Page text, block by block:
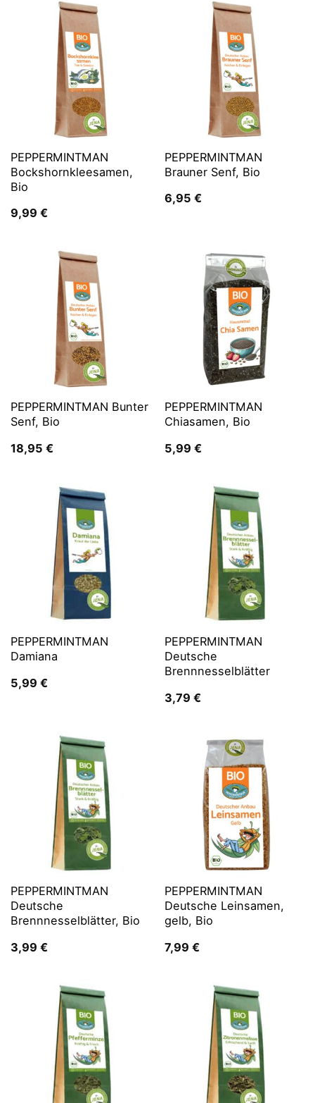
PEPPERMINTMAN
Bockshornkleesamen,
Bio
9,99 €
PEPPERMINTMAN
Brauner Senf, Bio
6,95 €
PEPPERMINTMAN Bunter
Senf, Bio
18,95 €
PEPPERMINTMAN
Chiasamen, Bio
5,99 €
PEPPERMINTMAN
Damiana
5,99 €
PEPPERMINTMAN
Deutsche
Brennnesselblätter
3,79 €
PEPPERMINTMAN
Deutsche
Brennnesselblätter, Bio
3,99 €
PEPPERMINTMAN
Deutsche Leinsamen,
gelb, Bio
7,99 €